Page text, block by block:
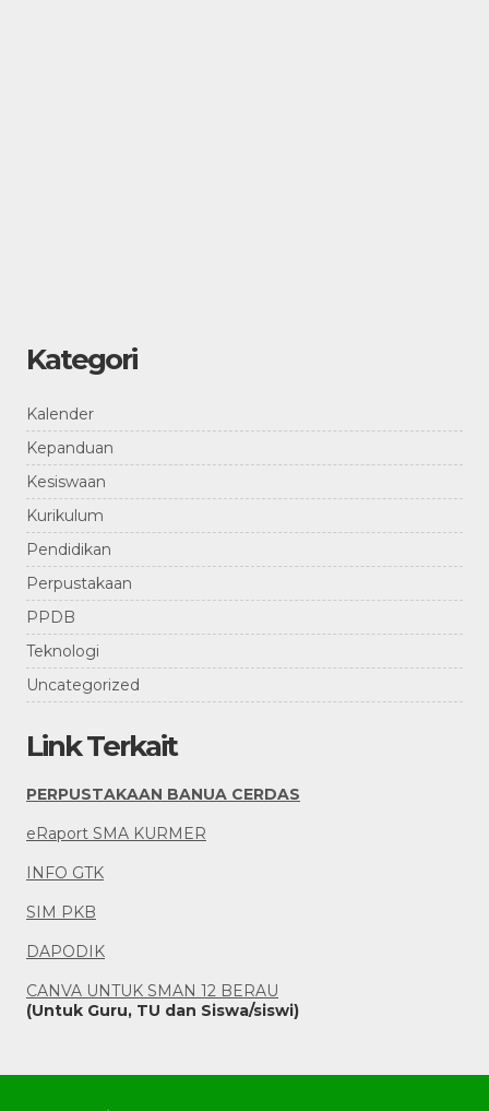
Kategori
Kalender
Kepanduan
Kesiswaan
Kurikulum
Pendidikan
Perpustakaan
PPDB
Teknologi
Uncategorized
Link Terkait
PERPUSTAKAAN BANUA CERDAS
eRaport SMA KURMER
INFO GTK
SIM PKB
DAPODIK
CANVA UNTUK SMAN 12 BERAU
(Untuk Guru, TU dan Siswa/siswi)